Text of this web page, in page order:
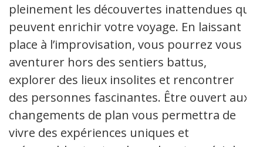
pleinement les découvertes inattendues qui
peuvent enrichir votre voyage. En laissant
place à l’improvisation, vous pourrez vous
aventurer hors des sentiers battus,
explorer des lieux insolites et rencontrer
des personnes fascinantes. Être ouvert aux
changements de plan vous permettra de
vivre des expériences uniques et